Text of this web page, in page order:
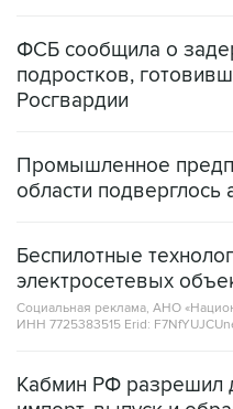
ФСБ сообщила о
подростков,
Росгвардии
Промышленное
области
Беспилотные
электросетевых
Социальная реклама, АНО
ИНН 7725383515 Erid:
Кабмин РФ разрешил